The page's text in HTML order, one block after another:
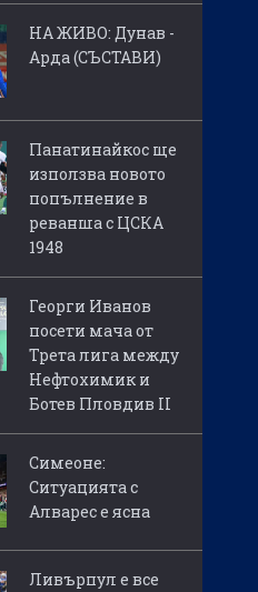
НА ЖИВО: Дунав -
Арда (СЪСТАВИ)
Панатинайкос ще
използва новото
попълнение в
реванша с ЦСКА
1948
Георги Иванов
посети мача от
Трета лига между
Нефтохимик и
Ботев Пловдив II
Симеоне:
Ситуацията с
Алварес е ясна
Ливърпул е все